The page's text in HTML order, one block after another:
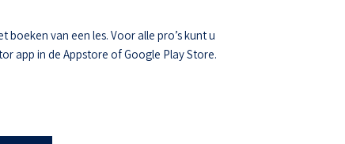
van een les. Voor alle pro’s kunt u
app in de Appstore of Google Play Store.